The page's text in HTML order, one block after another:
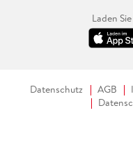
Laden
Datenschutz AGB